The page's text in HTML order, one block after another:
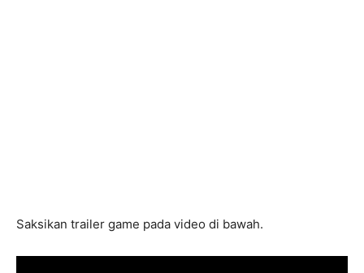
Saksikan trailer game pada video di bawah.